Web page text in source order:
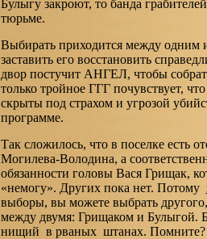
Булыгу закроют, то банда
тюрьме.
Выбирать приходится между одним
заставить его восстановить
двор постучит АНГЕЛ, чтобы
только тройное ГГГ почувствует,
скрыты под страхом и угрозой
программе.
Так сложилось, что в поселке есть
Могилева-Володина, а
обязанности головы Вася Грищак,
«немогу». Других пока нет. Потому
выборы, вы можете выбрать
между двумя: Грищаком и
нищий в рваных штанах. Помните?